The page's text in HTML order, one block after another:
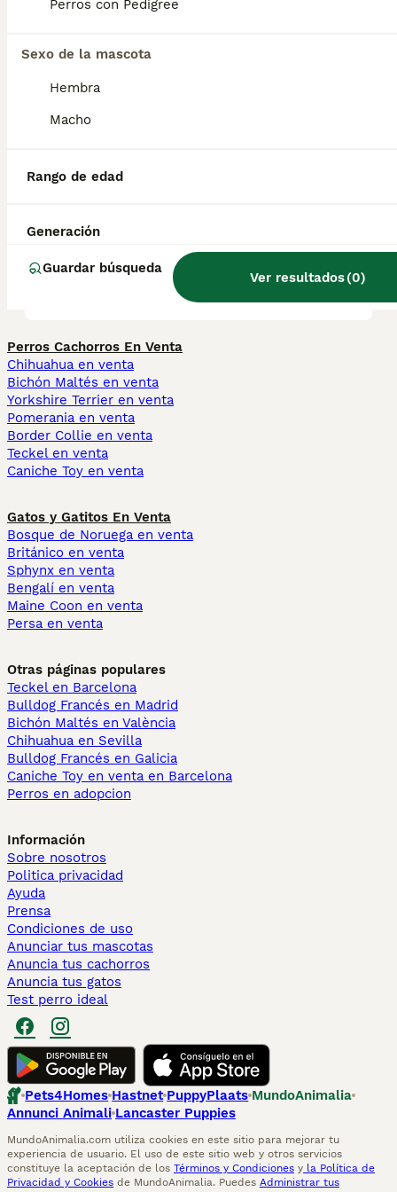
Perros con Pedigree
Sexo de la mascota
Hembra
Macho
Rango de edad
Generación
Guardar búsqueda
Ver resultados(0)
caninas y también con gatos.
¿Cuánto cuestan los galgos
afganos?
¿Son agresivos los galgos
¿Cómo es el carácter del
galgo afgano?
Perros Cachorros En Venta
Chihuahua en venta
Bichón Maltés en venta
Yorkshire Terrier en venta
Pomerania en venta
Border Collie en venta
Teckel en venta
Caniche Toy en venta
Gatos y Gatitos En Venta
Bosque de Noruega en venta
Británico en venta
Sphynx en venta
Bengalí en venta
Maine Coon en venta
Persa en venta
Otras páginas populares
Teckel en Barcelona
Bulldog Francés en Madrid
Bichón Maltés en València
Chihuahua en Sevilla
Bulldog Francés en Galicia
Caniche Toy en venta en Barcelona
Perros en adopcion
Información
Sobre nosotros
Politica privacidad
Ayuda
Prensa
Condiciones de uso
Anunciar tus mascotas
Anuncia tus cachorros
Anuncia tus gatos
Test perro ideal
Pets4Homes Hastnet PuppyPlaats MundoAnimalia
Annunci Animali Lancaster Puppies
MundoAnimalia.com utiliza cookies en este sitio para mejorar tu
experiencia de usuario. El uso de este sitio web y otros servicios
constituye la aceptación de los Términos y Condiciones y la Política de
Privacidad y Cookies de MundoAnimalia. Puedes Administrar tus